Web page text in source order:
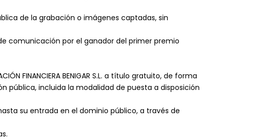
de la grabación o imágenes captadas, sin
comunicación por el ganador del primer premio
FINANCIERA BENIGAR S.L. a título gratuito, de forma
pública, incluida la modalidad de puesta a disposición
su entrada en el dominio público, a través de